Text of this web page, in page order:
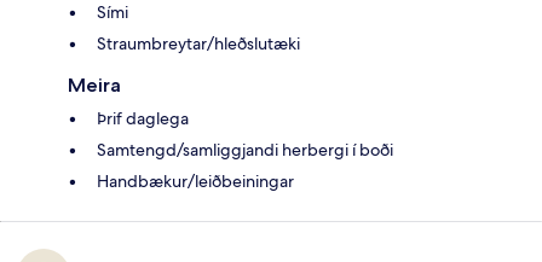
Sími
Straumbreytar/hleðslutæki
Meira
Þrif daglega
Samtengd/samliggjandi herbergi í boði
Handbækur/leiðbeiningar